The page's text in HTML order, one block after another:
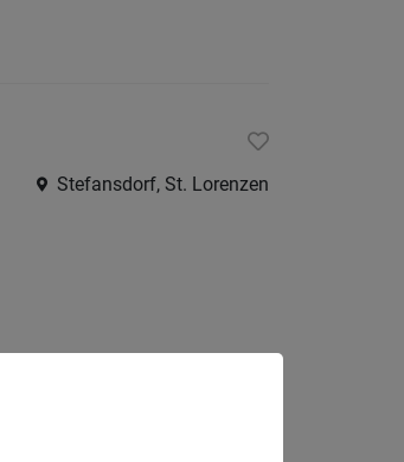
Stefansdorf, St. Lorenzen